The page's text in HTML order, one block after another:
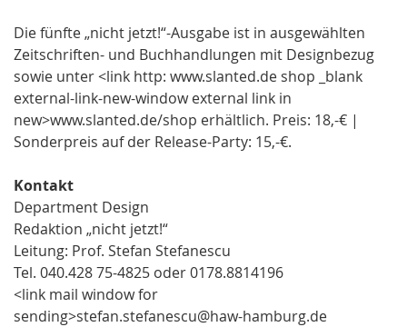
Die fünfte „nicht jetzt!“-Ausgabe ist in ausgewählten
Zeitschriften- und Buchhandlungen mit Designbezug
sowie unter <link http: www.slanted.de shop _blank
external-link-new-window external link in
new>www.slanted.de/shop erhältlich. Preis: 18,-€ |
Sonderpreis auf der Release-Party: 15,-€.
Kontakt
Department Design
Redaktion „nicht jetzt!“
Leitung: Prof. Stefan Stefanescu
Tel. 040.428 75-4825 oder 0178.8814196
<link mail window for
sending>stefan.stefanescu@haw-hamburg.de